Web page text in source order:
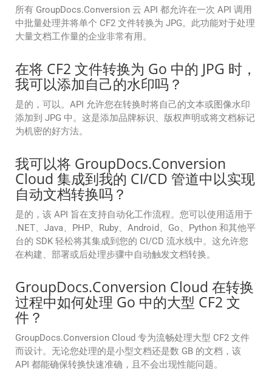
所有 GroupDocs.Conversion 云 API 都允许在一次 API 调用
中批量处理并将单个 CF2 文件转换为 JPG。此功能对于处理
大量文档工作量的企业非常有用。
在将 CF2 文件转换为 Go 中的 JPG 时，
我可以添加自己的水印吗？
是的，可以。API 允许您在转换时将自己的文本或图像水印
添加到 JPG 中。这是添加品牌标识、版权声明或将文档标记
为机密的好方法。
我可以将 GroupDocs.Conversion
Cloud 集成到我的 CI/CD 管道中以实现
自动文档转换吗？
是的，该 API 旨在支持自动化工作流程。您可以使用适用于
.NET、Java、PHP、Ruby、Android、Go、Python 和其他平
台的 SDK 轻松将其集成到您的 CI/CD 流水线中。这允许您
在构建、部署或后处理步骤中自动触发文档转换。
GroupDocs.Conversion Cloud 在转换
过程中如何处理 Go 中的大型 CF2 文
件？
GroupDocs.Conversion Cloud 专为流畅处理大型 CF2 文件
而设计。无论您处理的是小型文档还是数 GB 的文档，该
API 都能确保转换快速准确，且不会出现性能问题。